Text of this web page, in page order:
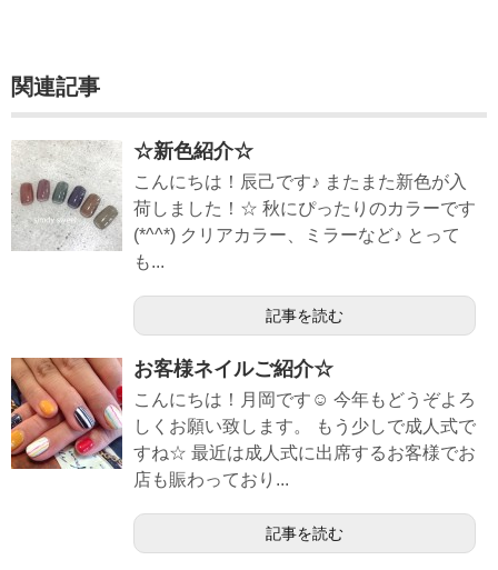
関連記事
☆新色紹介☆
こんにちは！辰己です♪ またまた新色が入
荷しました！☆ 秋にぴったりのカラーです
(*^^*) クリアカラー、ミラーなど♪ とって
も...
記事を読む
お客様ネイルご紹介☆
こんにちは！月岡です☺︎ 今年もどうぞよろ
しくお願い致します。 もう少しで成人式で
すね☆ 最近は成人式に出席するお客様でお
店も賑わっており...
記事を読む